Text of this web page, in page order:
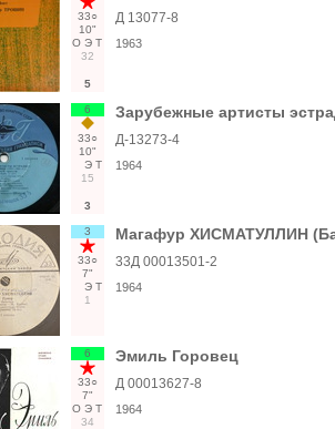
33○
10"
О Э Т
32
5
Д 13077-8
1963
6
33○
10"
Э Т
15
3
Зарубежные артисты
Д-13273-4
1964
3
33○
7"
Э Т
1
Магафур ХИСМАТУЛЛИН
33Д 00013501-2
1964
6
33○
7"
О Э Т
34
Эмиль Горовец
Д 00013627-8
1964